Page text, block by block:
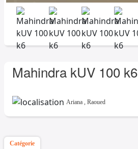
Mahindra kUV 100 k6
Ariana , Raoued
Catégorie